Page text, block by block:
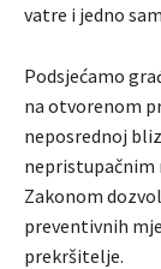
vatre i jedno
Podsjećamo
na otvorenom
neposrednoj
nepristupačnim
Zakonom
preventivnih
prekršitelje.